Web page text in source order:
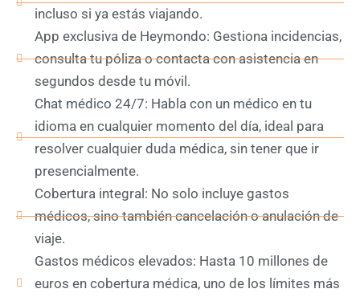
incluso si ya estás viajando.
App exclusiva de Heymondo: Gestiona incidencias,
consulta tu póliza o contacta con asistencia en
segundos desde tu móvil.
Chat médico 24/7: Habla con un médico en tu
idioma en cualquier momento del día, ideal para
resolver cualquier duda médica, sin tener que ir
presencialmente.
Cobertura integral: No solo incluye gastos
médicos, sino también cancelación o anulación de
viaje.
Gastos médicos elevados: Hasta 10 millones de
euros en cobertura médica, uno de los límites más